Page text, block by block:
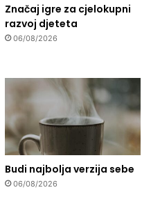
Značaj igre za cjelokupni
razvoj djeteta
06/08/2026
Budi najbolja verzija sebe
06/08/2026